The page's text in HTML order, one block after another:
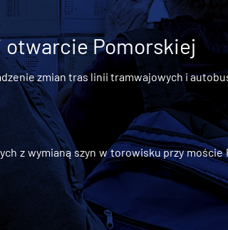
otwarcie Pomorskiej
zmian tras linii tramwajowych i
z wymianą szyn w torowisku przy